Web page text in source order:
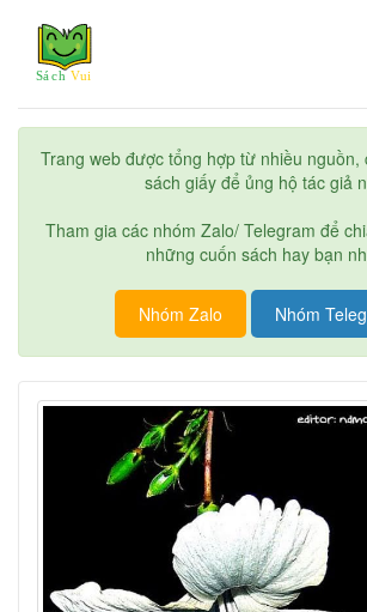
Trang web được tổng hợp từ nhiều nguồn,
sách giấy để ủng hộ tác giả
Tham gia các nhóm Zalo/ Telegram để
những cuốn sách hay bạn
Nhóm Zalo Nhóm